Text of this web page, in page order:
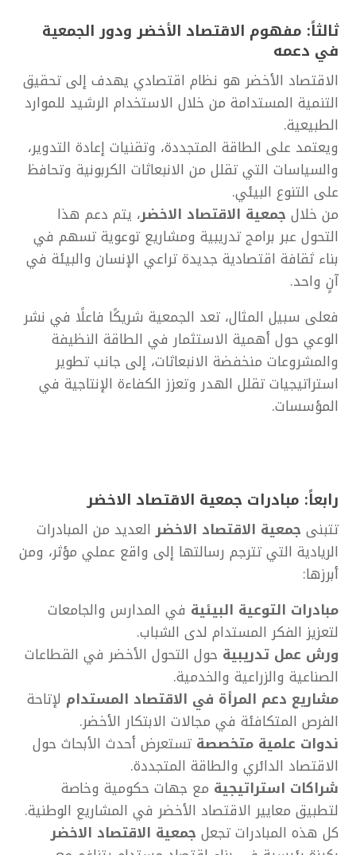
ثالثاً: مفهوم الاقتصاد الأخضر ودور الجمعية
في دعمه
الاقتصاد الأخضر هو نظام اقتصادي يهدف إلى تحقيق
التنمية المستدامة من خلال الاستخدام الرشيد للموارد
الطبيعية.
ويعتمد على الطاقة المتجددة، وتقنيات إعادة التدوير،
والسياسات التي تقلل من الانبعاثات الكربونية وتحافظ
على التنوع البيئي.
من خلال جمعية الاقتصاد الاخضر، يتم دعم هذا
التحول عبر برامج تدريبية ومشاريع توعوية تسهم في
بناء ثقافة اقتصادية جديدة تراعي الإنسان والبيئة في
آنٍ واحد.
فعلى سبيل المثال، تعد الجمعية شريكًا فاعلًا في نشر
الوعي حول أهمية الاستثمار في الطاقة النظيفة
والمشروعات منخفضة الانبعاثات، إلى جانب تطوير
استراتيجيات تقلل الهدر وتعزز الكفاءة الإنتاجية في
المؤسسات.
رابعاً: مبادرات جمعية الاقتصاد الاخضر
تتبنى جمعية الاقتصاد الاخضرالعديد من المبادرات
الريادية التي تترجم رسالتها إلى واقع عملي مؤثر، ومن
أبرزها:
مبادرات التوعية البيئية في المدارس والجامعات
لتعزيز الفكر المستدام لدى الشباب.
ورش عمل تدريبية حول التحول الأخضر في القطاعات
الصناعية والزراعية والخدمية.
مشاريع دعم المرأة في الاقتصاد المستدام لإتاحة
الفرص المتكافئة في مجالات الابتكار الأخضر.
ندوات علمية متخصصة تستعرض أحدث الأبحاث حول
الاقتصاد الدائري والطاقة المتجددة.
شراكات استراتيجية مع جهات حكومية وخاصة
لتطبيق معايير الاقتصاد الأخضر في المشاريع الوطنية.
كل هذه المبادرات تجعل جمعية الاقتصاد الاخضر